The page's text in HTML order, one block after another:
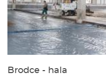
Brodce - hala